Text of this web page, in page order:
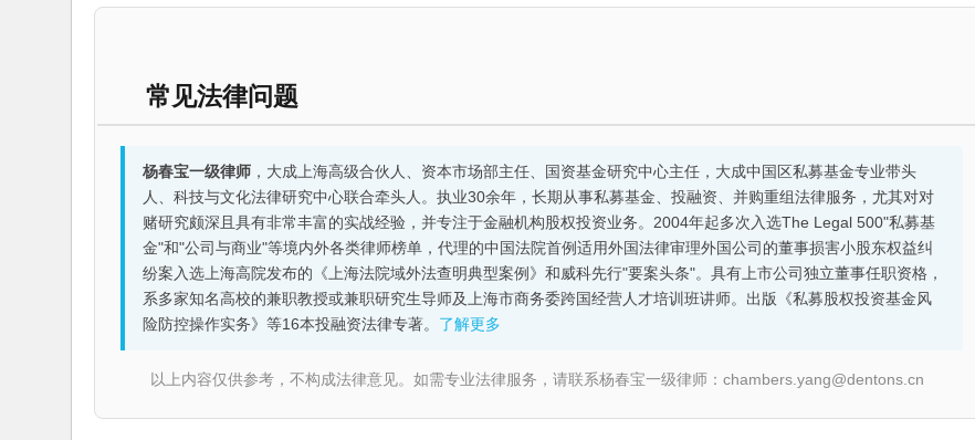
常见法律问题
杨春宝一级律师，大成上海高级合伙人、资本市场部主任、国资基金研究中心主任，大成中国区私募基金专业带头
人、科技与文化法律研究中心联合牵头人。执业30余年，长期从事私募基金、投融资、并购重组法律服务，尤其对对
赌研究颇深且具有非常丰富的实战经验，并专注于金融机构股权投资业务。2004年起多次入选The Legal 500"私募基
金"和"公司与商业"等境内外各类律师榜单，代理的中国法院首例适用外国法律审理外国公司的董事损害小股东权益纠
纷案入选上海高院发布的《上海法院域外法查明典型案例》和威科先行"要案头条"。具有上市公司独立董事任职资格，
系多家知名高校的兼职教授或兼职研究生导师及上海市商务委跨国经营人才培训班讲师。出版《私募股权投资基金风
险防控操作实务》等16本投融资法律专著。 了解更多
以上内容仅供参考，不构成法律意见。如需专业法律服务，请联系杨春宝一级律师：chambers.yang@dentons.cn